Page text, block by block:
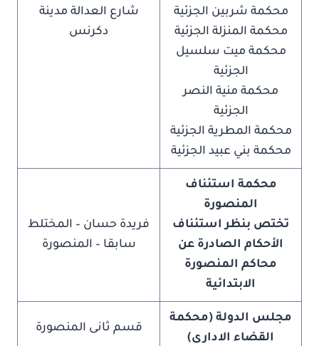
محكمة شربين الجزئية
محكمة المنزلة الجزئية
محكمة ميت سلسيل
الجزئية
محكمة منية النصر
الجزئية
محكمة المطرية الجزئية
محكمة بني عبيد الجزئية
شارع العدالة مدينة
دكرنس
محكمة استئناف
المنصورة
تختص بنظر استئناف
الأحكام الصادرة عن
محاكم المنصورة
الابتدائية
فريدة حسان – المختلط
سابقا – المنصورة
مجلس الدولة (محكمة
القضاء الادارى)
قسم ثانى المنصورة